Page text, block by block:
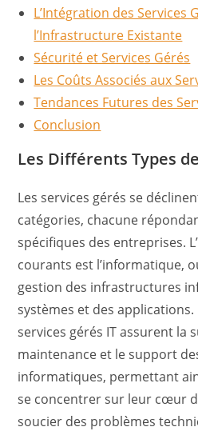
L’Intégration des Services
l’Infrastructure Existante
Sécurité et Services Gérés
Les Coûts Associés aux
Tendances Futures des
Conclusion
Les Différents Types
Les services gérés se
catégories, chacune
spécifiques des entreprises.
courants est l’informatique,
gestion des infrastructures
systèmes et des
services gérés IT assurent la
maintenance et le support
informatiques, permettant
se concentrer sur leur cœur
soucier des problèmes